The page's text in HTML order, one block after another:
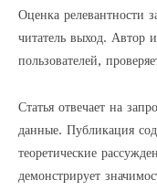
Оценка релевантности
читатель выход. Автор
пользователей,
Статья отвечает на
данные. Публикация
теоретические
демонстрирует